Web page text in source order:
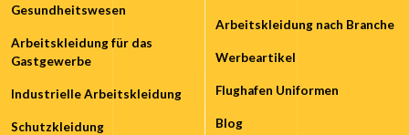
Gesundheitswesen
Arbeitskleidung für das
Gastgewerbe
Industrielle Arbeitskleidung
Schutzkleidung
Arbeitskleidung nach Branche
Werbeartikel
Flughafen Uniformen
Blog